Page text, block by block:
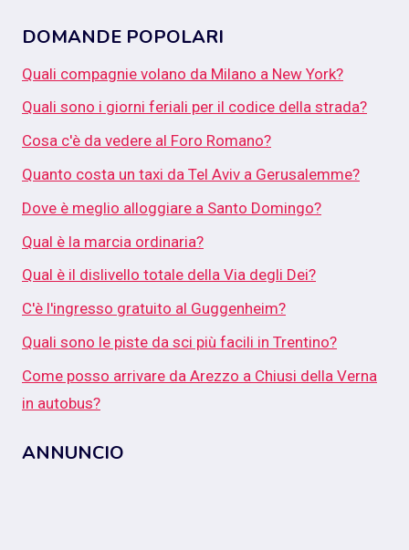
DOMANDE POPOLARI
Quali compagnie volano da Milano a New York?
Quali sono i giorni feriali per il codice della strada?
Cosa c'è da vedere al Foro Romano?
Quanto costa un taxi da Tel Aviv a Gerusalemme?
Dove è meglio alloggiare a Santo Domingo?
Qual è la marcia ordinaria?
Qual è il dislivello totale della Via degli Dei?
C'è l'ingresso gratuito al Guggenheim?
Quali sono le piste da sci più facili in Trentino?
Come posso arrivare da Arezzo a Chiusi della Verna
in autobus?
ANNUNCIO